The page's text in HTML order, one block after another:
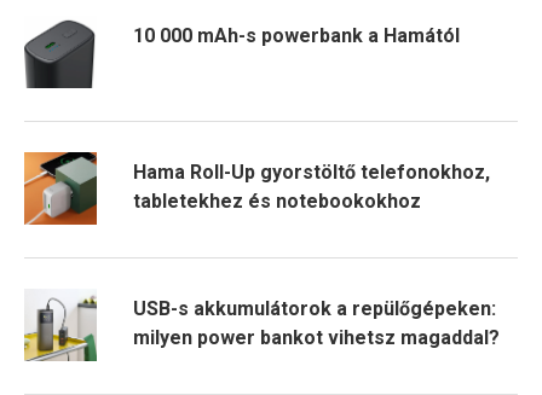
10 000 mAh-s powerbank a Hamától
Hama Roll-Up gyorstöltő telefonokhoz,
tabletekhez és notebookokhoz
USB-s akkumulátorok a repülőgépeken:
milyen power bankot vihetsz magaddal?